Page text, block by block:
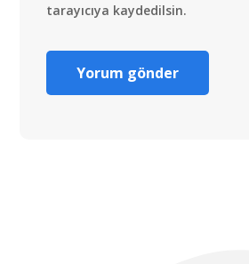
tarayıcıya kaydedilsin.